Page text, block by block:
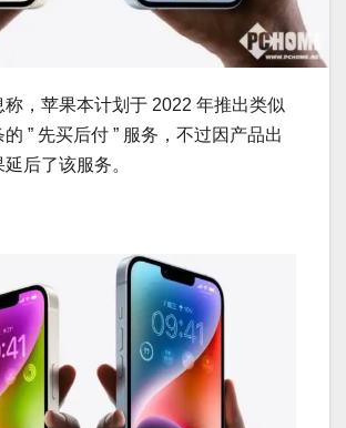
称，苹果本计划于 2022 年推出类似
” 先买后付 ” 服务，不过因产品出
后了该服务。